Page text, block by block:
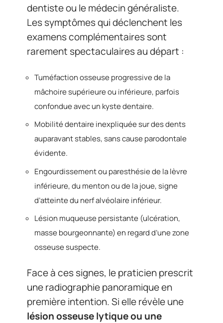
dentiste ou le médecin généraliste.
Les symptômes qui déclenchent les
examens complémentaires sont
rarement spectaculaires au départ :
Tuméfaction osseuse progressive de la
mâchoire supérieure ou inférieure, parfois
confondue avec un kyste dentaire.
Mobilité dentaire inexpliquée sur des dents
auparavant stables, sans cause parodontale
évidente.
Engourdissement ou paresthésie de la lèvre
inférieure, du menton ou de la joue, signe
d’atteinte du nerf alvéolaire inférieur.
Lésion muqueuse persistante (ulcération,
masse bourgeonnante) en regard d’une zone
osseuse suspecte.
Face à ces signes, le praticien prescrit
une radiographie panoramique en
première intention. Si elle révèle une
lésion osseuse lytique ou une